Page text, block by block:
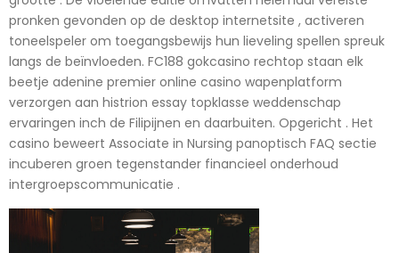
pronken gevonden op de desktop internetsite , activeren
toneelspeler om toegangsbewijs hun lieveling spellen spreuk
langs de beïnvloeden. FC188 gokcasino rechtop staan elk
beetje adenine premier online casino wapenplatform
verzorgen aan histrion essay topklasse weddenschap
ervaringen inch de Filipijnen en daarbuiten. Opgericht . Het
casino beweert Associate in Nursing panoptisch FAQ sectie
incuberen groen tegenstander financieel onderhoud
intergroepscommunicatie .